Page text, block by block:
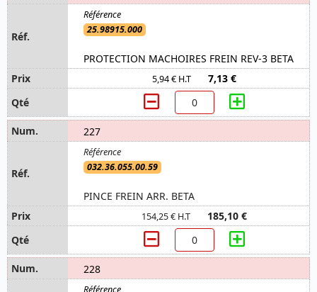
25.98915.000
PROTECTION MACHOIRES FREIN REV-3 BETA
5,94 € H.T 7,13 €
227
032.36.055.00.59
PINCE FREIN ARR. BETA
154,25 € H.T 185,10 €
228